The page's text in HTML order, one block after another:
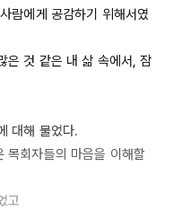
람에게 공감하기 위해서였
은 것 같은 내 삶 속에서, 잠
대해 물었다.
목회자들의 마음을 이해할
고